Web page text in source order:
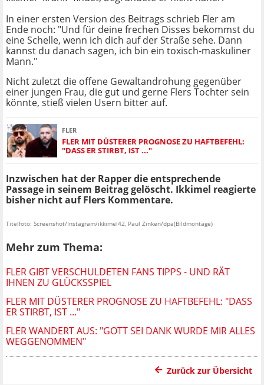
In einer ersten Version des Beitrags schrieb Fler am
Ende noch: "Und für deine frechen Disses bekommst du
eine Schelle, wenn ich dich auf der Straße sehe. Dann
kannst du danach sagen, ich bin ein toxisch-maskuliner
Mann."
Nicht zuletzt die offene Gewaltandrohung gegenüber
einer jungen Frau, die gut und gerne Flers Tochter sein
könnte, stieß vielen Usern bitter auf.
FLER
FLER MIT DÜSTERER PROGNOSE ZU HAFTBEFEHL:
"DASS ER STIRBT, IST ..."
Inzwischen hat der Rapper die entsprechende
Passage in seinem Beitrag gelöscht. Ikkimel reagierte
bisher nicht auf Flers Kommentare.
Titelfoto: Screenshot/Instagram/ikkimel42, Paul Zinken/dpa(Bildmontage)
Mehr zum Thema:
FLER GIBT VERSCHULDETEN FANS TIPPS - UND RÄT
IHNEN ZU GLÜCKSSPIEL
FLER MIT DÜSTERER PROGNOSE ZU HAFTBEFEHL: "DASS
ER STIRBT, IST ..."
FLER WANDERT AUS: "GOTT SEI DANK WURDE MIR ALLES
WEGGENOMMEN"
Zurück zur Übersicht